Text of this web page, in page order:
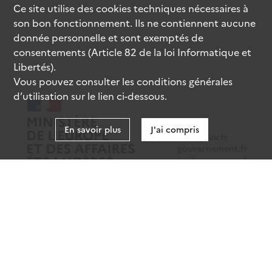
data.gouv.fr
legifrance.gouv.fr
Ce site utilise descookiestechniques nécessaires à
son bon fonctionnement. Ils ne contiennent aucune
donnée personnelle et sont exemptés de
consentements (Article 82 de la loi Informatique et
Libertés).
Vous pouvez consulter les conditions générales
d’utilisation sur le lien ci-dessous.
En savoir plus J'ai compris